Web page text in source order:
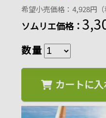
希望小売価格：4,928円（
ソムリエ価格：
数量
カートに入